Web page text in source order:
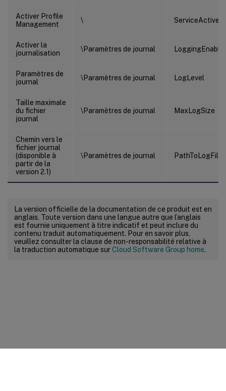
Activer Profile
Management
\ ServiceActive
Activer la
journalisation
\Paramètres de journal
Paramètres de
journal
\Paramètres de journal LogLevel
Taille maximale
du fichier
journal
\Paramètres de journal MaxLogSize
Chemin vers le
fichier journal
(disponible à
partir de la
version 2.1)
\Paramètres de journal PathToLogFile
La version officielle de la documentation de ce produit est en
anglais. Toute version dans une langue autre que l’anglais
est fournie uniquement à titre indicatif et peut inclure du
contenu traduit automatiquement. Pour en savoir plus,
veuillez consulter la clause de non-responsabilité relative à
la traduction automatique surCloud Software Group home.